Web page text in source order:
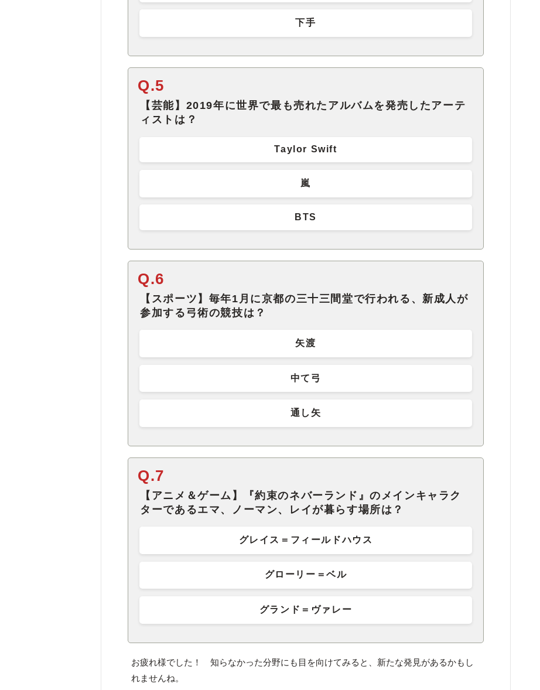
下手
Q.5
【芸能】2019年に世界で最も売れたアルバムを発売したアーテ
ィストは？
Taylor Swift
嵐
BTS
Q.6
【スポーツ】毎年1月に京都の三十三間堂で行われる、新成人が
参加する弓術の競技は？
矢渡
中て弓
通し矢
Q.7
【アニメ＆ゲーム】『約束のネバーランド』のメインキャラク
ターであるエマ、ノーマン、レイが暮らす場所は？
グレイス＝フィールドハウス
グローリー＝ベル
グランド＝ヴァレー
お疲れ様でした！ 知らなかった分野にも目を向けてみると、新たな発見があるかもし
れませんね。